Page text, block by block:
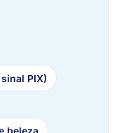
PIX)